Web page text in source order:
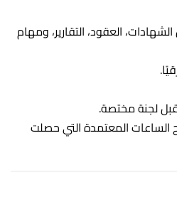
العقود، التقارير، ومهام
لجنة مختصة.
الساعات المعتمدة التي حصلت